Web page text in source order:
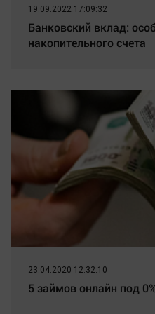
19.09.2022 17:09:32
Банковский вклад:
накопительного счета
23.04.2020 12:32:10
5 займов онлайн под